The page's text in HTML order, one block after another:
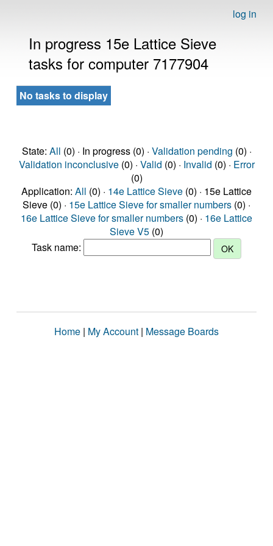
log in
In progress 15e Lattice Sieve
tasks for computer 7177904
No tasks to display
State: All (0) · In progress (0) · Validation pending (0) ·
Validation inconclusive(0) · Valid (0) · Invalid (0) · Error
(0)
Application: All (0) · 14e Lattice Sieve (0) · 15e Lattice
Sieve (0) · 15e Lattice Sieve for smaller numbers (0) ·
16e Lattice Sieve for smaller numbers (0) · 16e Lattice
Sieve V5 (0)
Task name:
Home | My Account | Message Boards